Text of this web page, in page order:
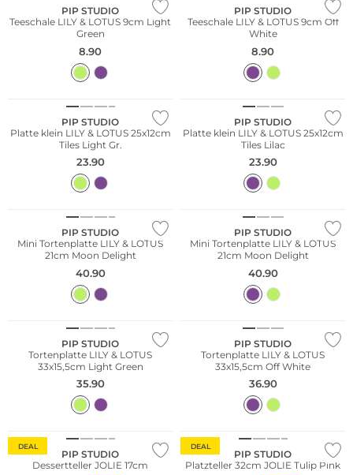
PIP STUDIO
Teeschale LILY & LOTUS 9cm Light
Green
8.90
PIP STUDIO
Teeschale LILY & LOTUS 9cm Off
White
8.90
PIP STUDIO
Platte klein LILY & LOTUS 25x12cm
Tiles Light Gr.
23.90
PIP STUDIO
Platte klein LILY & LOTUS 25x12cm
Tiles Lilac
23.90
PIP STUDIO
Mini Tortenplatte LILY & LOTUS
21cm Moon Delight
40.90
PIP STUDIO
Mini Tortenplatte LILY & LOTUS
21cm Moon Delight
40.90
PIP STUDIO
Tortenplatte LILY & LOTUS
33x15,5cm Light Green
35.90
PIP STUDIO
Tortenplatte LILY & LOTUS
33x15,5cm Off White
36.90
DEAL
PIP STUDIO
Dessertteller JOLIE 17cm
DEAL
PIP STUDIO
Platzteller 32cm JOLIE Tulip Pink